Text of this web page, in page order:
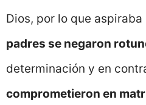
Dios, por lo que
padres se negaron
determinación y en
comprometieron en